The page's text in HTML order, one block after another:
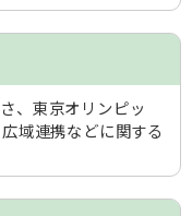
、東京オリンピッ
域連携などに関する